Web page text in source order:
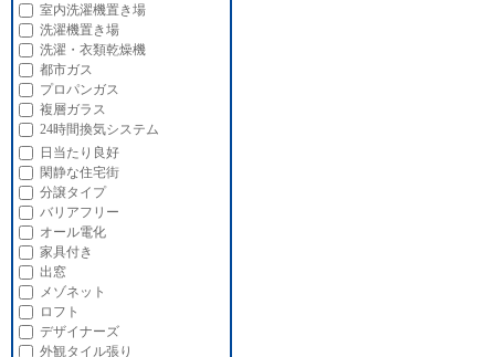
室内洗濯機置き場
洗濯機置き場
洗濯・衣類乾燥機
都市ガス
プロパンガス
複層ガラス
24時間換気システム
日当たり良好
閑静な住宅街
分譲タイプ
バリアフリー
オール電化
家具付き
出窓
メゾネット
ロフト
デザイナーズ
外観タイル張り